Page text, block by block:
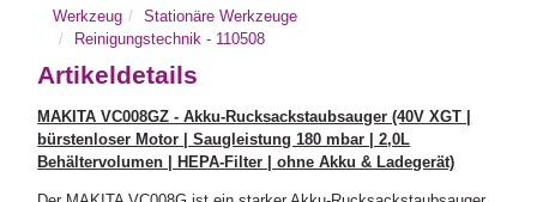
Werkzeug
Stationäre Werkzeuge
Reinigungstechnik - 110508
Artikeldetails
MAKITA VC008GZ - Akku-Rucksackstaubsauger (40V XGT |
bürstenloser Motor | Saugleistung 180 mbar | 2,0L
Behältervolumen | HEPA-Filter | ohne Akku & Ladegerät)